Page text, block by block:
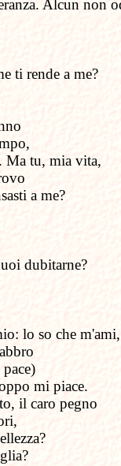
Alcun non
ti rende a me?
Ma tu, mia vita,
a me?
dubitarne?
lo so che m'ami,
mi piace.
il caro pegno